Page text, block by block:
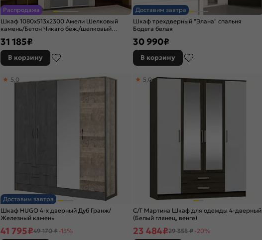
Распродажа
Шкаф 1080x513x2300 Амели Шелковый
камень/Бетон Чикаго беж./шелковый
31 185₽
В корзину
Доставим завтра
Шкаф трехдверный "Элана" спальня
Бодега белая
30 990₽
В корзину
Доставим завтра
Шкаф HUGO 4-х дверный Дуб Гранж/
Железный камень
5,0
41 795₽49 170 ₽ -15%
С/Г Мартина Шкаф для одежды 4-дверный
(Белый глянец, венге)
5,0
23 484₽29 355 ₽ -20%